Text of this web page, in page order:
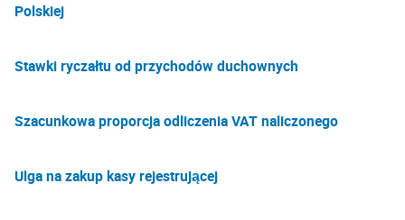
Polskiej
Stawki ryczałtu od przychodów duchownych
Szacunkowa proporcja odliczenia VAT naliczonego
Ulga na zakup kasy rejestrującej